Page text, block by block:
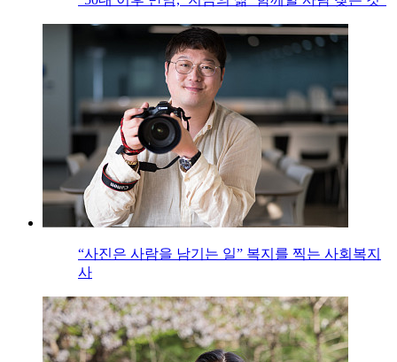
“사진은 사람을 남기는 일” 복지를 찍는 사회복지
사